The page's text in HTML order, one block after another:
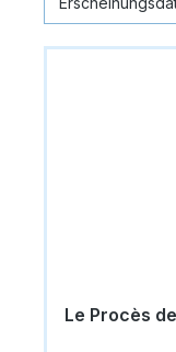
Le Procès